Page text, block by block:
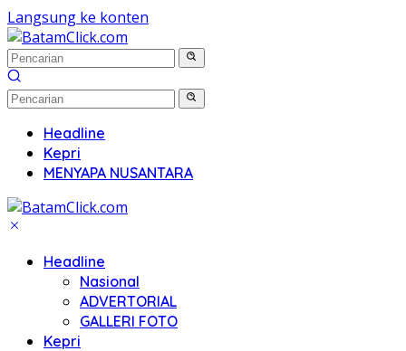
Langsung ke konten
Headline
Kepri
MENYAPA NUSANTARA
Headline
Nasional
ADVERTORIAL
GALLERI FOTO
Kepri